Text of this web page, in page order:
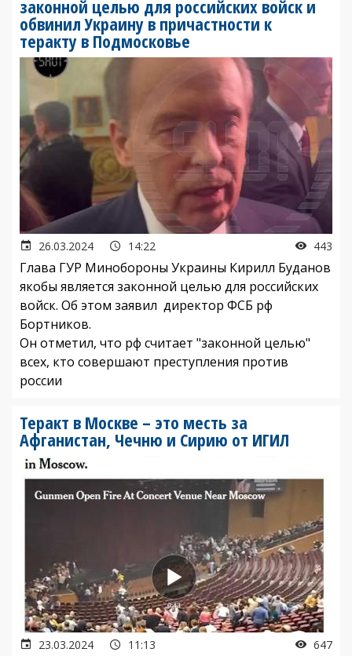
законной целью для российских войск и
обвинил Украину в причастности к
теракту в Подмосковье
26.03.2024 14:22 443
Глава ГУР Минобороны Украины Кирилл Буданов
якобы является законной целью для российских
войск. Об этом заявил директор ФСБ рф
Бортников.
Он отметил, что рф считает "законной целью"
всех, кто совершают преступления против
россии
Теракт в Москве – это месть за
Афганистан, Чечню и Сирию от ИГИЛ
23.03.2024 11:13 647